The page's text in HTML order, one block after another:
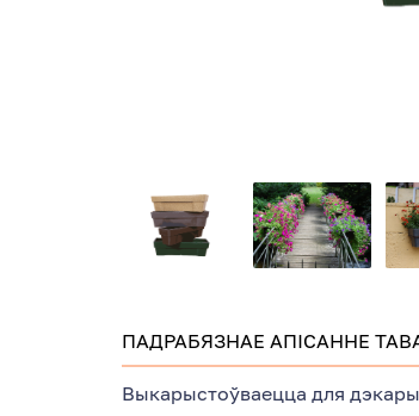
ПАДРАБЯЗНАЕ АПІСАННЕ
Выкарыстоўваецца для